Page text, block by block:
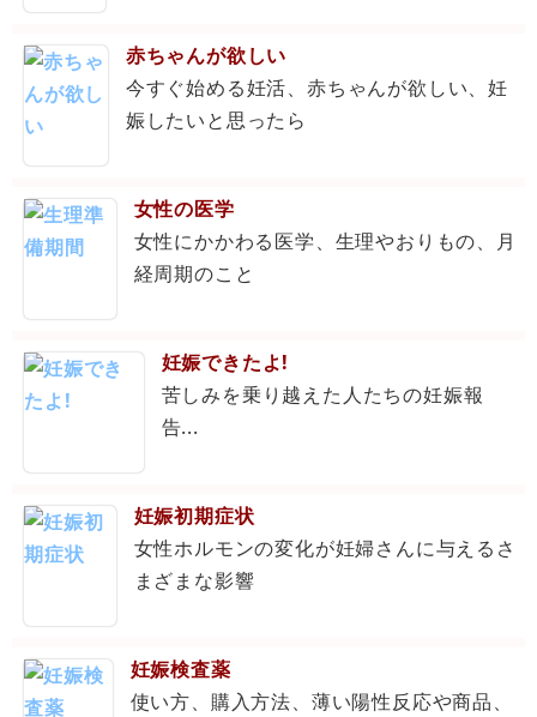
赤ちゃんが欲しい
今すぐ始める妊活、赤ちゃんが欲しい、妊
娠したいと思ったら
女性の医学
女性にかかわる医学、生理やおりもの、月
経周期のこと
妊娠できたよ!
苦しみを乗り越えた人たちの妊娠報
告...
妊娠初期症状
女性ホルモンの変化が妊婦さんに与えるさ
まざまな影響
妊娠検査薬
使い方、購入方法、薄い陽性反応や商品、